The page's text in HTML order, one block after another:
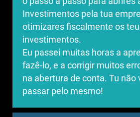
Investimentos pela tua
otimizares fiscalmente os
investimentos.
Eu passei muitas horas a
fazê-lo, e a corrigir muitos
na abertura de conta. Tu não
passar pelo mesmo!